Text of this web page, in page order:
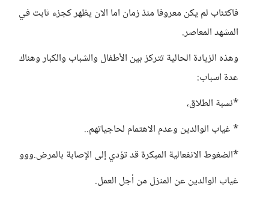
فاكتئاب لم يكن معروفا منذ زمان اما الان يظهر كجزء ثابت في
المشهد المعاصر.
وهذه الزيادة الحالية تتركز بين الأطفال والشباب والكبار وهناك
عدة اسباب:
*نسبة الطلاق،
* غياب الوالدين وعدم الاهتمام لحاجياتهم..
*الضغوط الانفعالية المبكرة قد تؤدي إلى الإصابة بالمرض.ووو
غياب الوالدين عن المنزل من أجل العمل.